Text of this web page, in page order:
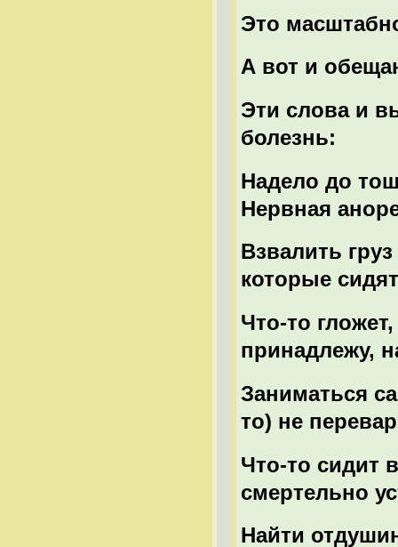
Это
А вот и
Эти слова и
болезнь:
Надело до
Нервная
Взвалить
которые
Что-то
принадлежу,
Заниматься
то) не
Что-то сидит
смертельно
Найти